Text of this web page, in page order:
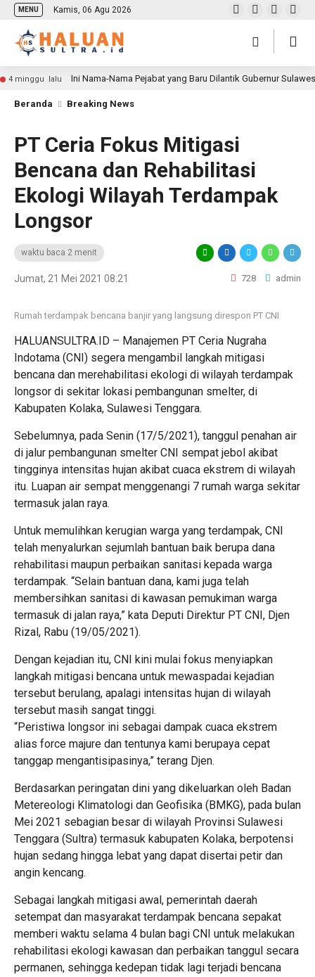
MENU Kamis, 06 Agu 2026
4 minggu lalu Ini Nama-Nama Pejabat yang Baru Dilantik Gubernur
Beranda Breaking News
PT Ceria Fokus Mitigasi
Bencana dan Rehabilitasi
Ekologi Wilayah Terdampak
Longsor
waktu baca 2 menit
Jumat, 21 Mei 2021 08:21 728 admin
Rumah terdampak bencana banjir yang langsung direspon PT CNI
HALUANSULTRA.ID – Manajemen PT Ceria Nugraha
Indotama (CNI) segera mengambil langkah mitigasi
bencana dan merehabilitasi ekologi di wilayah terdampak
longsor di sekitar lokasi pembangunan smelter, di
Kabupaten Kolaka, Sulawesi Tenggara.
Sebelumnya, pada Senin (17/5/2021), tanggul penahan air
di jalur pembangunan smelter CNI sempat jebol akibat
tingginya intensitas hujan akibat cuaca ekstrem di wilayah
itu. Luapan air sempat menggenangi 7 rumah warga sekitar
termasuk jalan raya.
Untuk memulihkan kerugian warga yang terdampak, CNI
telah menyalurkan sejumlah bantuan baik berupa dana
rehabilitasi maupun perbaikan sanitasi kepada warga
terdampak. “Selain bantuan dana, kami juga telah
membersihkan sanitasi di kawasan pemukiman warga
termasuk di jalan raya,” kata Deputi Direktur PT CNI, Djen
Rizal, Rabu (19/05/2021).
Dengan kejadian itu, CNI kini mulai fokus menyiapkan
langkah mitigasi bencana untuk mewaspadai kejadian
tersebut berulang, apalagi intensitas hujan di wilayah
tersebut masih sangat tinggi.
“Peristiwa longsor ini sebagai dampak cuaca ekstrem
alias force majure dan tentunya kami berupaya cepat
tanggap mengantisipasinya,” terang Djen.
Berdasarkan peringatan dini yang dikeluarkan oleh Badan
Metereologi Klimatologi dan Geofisika (BMKG), pada bulan
Mei 2021 sebagian besar di wilayah Provinsi Sulawesi
Tenggara (Sultra) termasuk kabupaten Kolaka, berpotensi
hujan sedang hingga lebat yang dapat disertai petir dan
angin kencang.
Sebagai langkah mitigasi awal, pemerintah daerah
setempat dan masyarakat terdampak bencana sepakat
memberi waktu selama 4 bulan bagi CNI untuk melakukan
rehabilitasi ekologi kawasan dan perbaikan tanggul secara
permanen, sehingga kedepan tidak lagi terjadi bencana